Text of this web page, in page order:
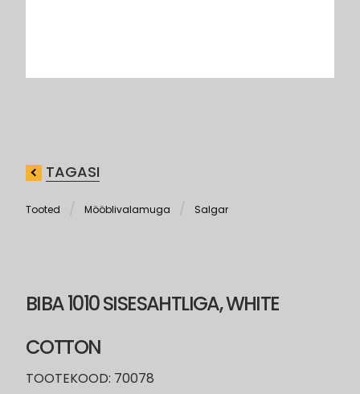
TAGASI
Tooted Mööblivalamuga Salgar
BIBA 1010 SISESAHTLIGA, WHITE
COTTON
TOOTEKOOD: 70078